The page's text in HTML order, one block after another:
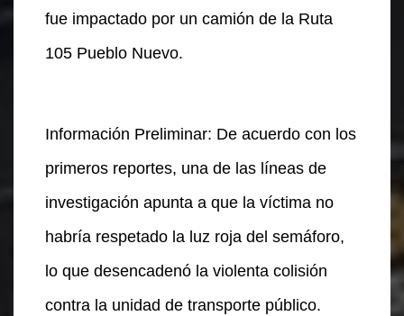
fue impactado por un camión de la Ruta
105 Pueblo Nuevo.
Información Preliminar: De acuerdo con los
primeros reportes, una de las líneas de
investigación apunta a que la víctima no
habría respetado la luz roja del semáforo,
lo que desencadenó la violenta colisión
contra la unidad de transporte público.